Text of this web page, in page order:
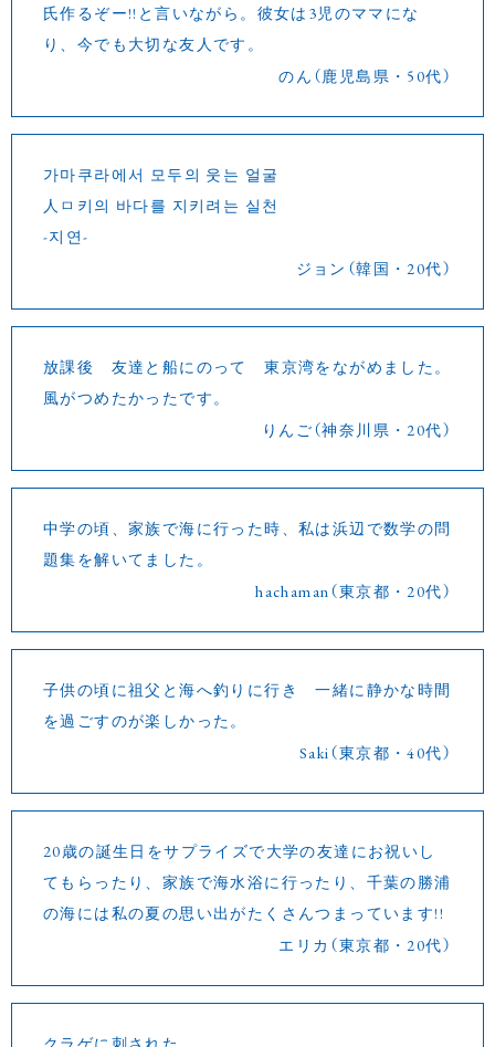
氏作るぞー!!と言いながら。彼女は3児のママにな
り、今でも大切な友人です。
のん（鹿児島県・50代）
가마쿠라에서 모두의 웃는 얼굴
人ㅁ키의 바다를 지키려는 실천
-지연-
ジョン（韓国・20代）
放課後 友達と船にのって 東京湾をながめました。
風がつめたかったです。
りんご（神奈川県・20代）
中学の頃、家族で海に行った時、私は浜辺で数学の問
題集を解いてました。
hachaman（東京都・20代）
子供の頃に祖父と海へ釣りに行き 一緒に静かな時間
を過ごすのが楽しかった。
Saki（東京都・40代）
20歳の誕生日をサプライズで大学の友達にお祝いし
てもらったり、家族で海水浴に行ったり、千葉の勝浦
の海には私の夏の思い出がたくさんつまっています!!
エリカ（東京都・20代）